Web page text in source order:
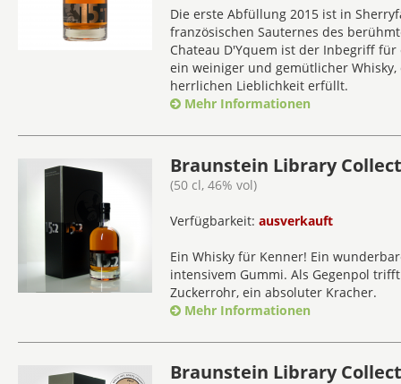
Die erste Abfüllung 2015 ist in
französischen Sauternes des
Chateau D'Yquem ist der Inbegriff
ein weiniger und gemütlicher
herrlichen Lieblichkeit erfüllt.
Mehr Informationen
Braunstein Library
(50 cl, 46% vol)
Verfügbarkeit: ausverkauft
Ein Whisky für Kenner! Ein
intensivem Gummi. Als Gegenpol
Zuckerrohr, ein absoluter Kracher.
Mehr Informationen
Braunstein Library